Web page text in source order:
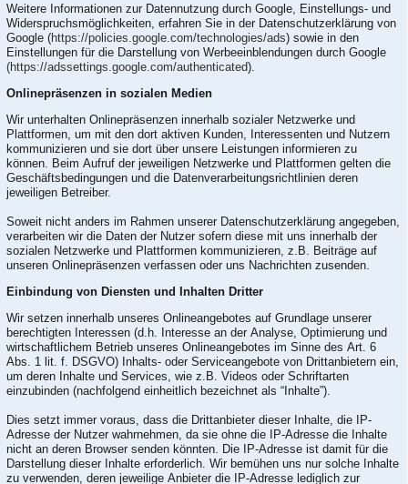
Weitere Informationen zur Datennutzung durch Google, Einstellungs- und
Widerspruchsmöglichkeiten, erfahren Sie in der Datenschutzerklärung von
Google (https://policies.google.com/technologies/ads) sowie in den
Einstellungen für die Darstellung von Werbeeinblendungen durch Google
(https://adssettings.google.com/authenticated).
Onlinepräsenzen in sozialen Medien
Wir unterhalten Onlinepräsenzen innerhalb sozialer Netzwerke und
Plattformen, um mit den dort aktiven Kunden, Interessenten und Nutzern
kommunizieren und sie dort über unsere Leistungen informieren zu
können. Beim Aufruf der jeweiligen Netzwerke und Plattformen gelten die
Geschäftsbedingungen und die Datenverarbeitungsrichtlinien deren
jeweiligen Betreiber.
Soweit nicht anders im Rahmen unserer Datenschutzerklärung angegeben,
verarbeiten wir die Daten der Nutzer sofern diese mit uns innerhalb der
sozialen Netzwerke und Plattformen kommunizieren, z.B. Beiträge auf
unseren Onlinepräsenzen verfassen oder uns Nachrichten zusenden.
Einbindung von Diensten und Inhalten Dritter
Wir setzen innerhalb unseres Onlineangebotes auf Grundlage unserer
berechtigten Interessen (d.h. Interesse an der Analyse, Optimierung und
wirtschaftlichem Betrieb unseres Onlineangebotes im Sinne des Art. 6
Abs. 1 lit. f. DSGVO) Inhalts- oder Serviceangebote von Drittanbietern ein,
um deren Inhalte und Services, wie z.B. Videos oder Schriftarten
einzubinden (nachfolgend einheitlich bezeichnet als “Inhalte”).
Dies setzt immer voraus, dass die Drittanbieter dieser Inhalte, die IP-
Adresse der Nutzer wahrnehmen, da sie ohne die IP-Adresse die Inhalte
nicht an deren Browser senden könnten. Die IP-Adresse ist damit für die
Darstellung dieser Inhalte erforderlich. Wir bemühen uns nur solche Inhalte
zu verwenden, deren jeweilige Anbieter die IP-Adresse lediglich zur